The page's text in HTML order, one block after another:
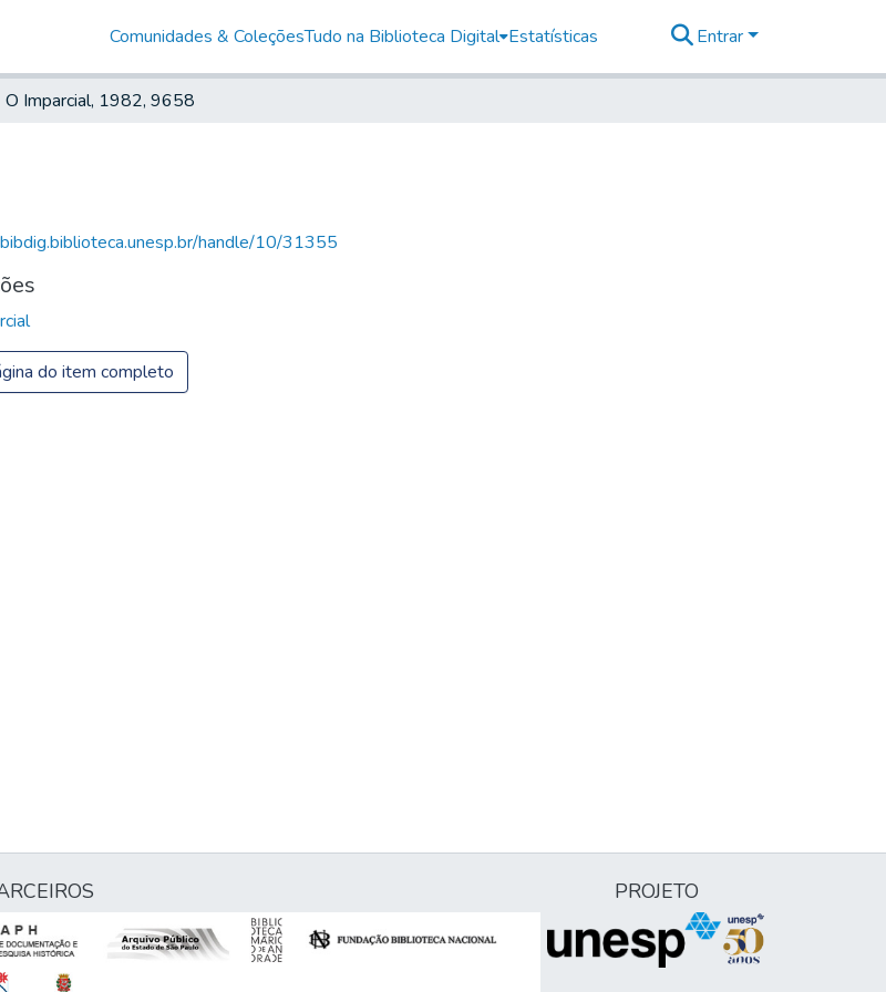
Comunidades & ColeçõesTudo na Biblioteca Digital Estatísticas Entrar
O Imparcial, 1982, 9658
handle/10/31355
do item completo
PROJETO